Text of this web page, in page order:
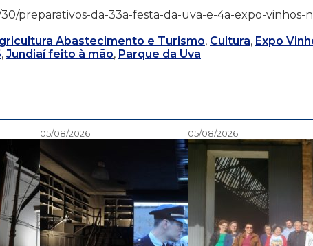
preparativos-da-33a-festa-da-uva-e-4a-expo-vinhos-
Abastecimento e Turismo, Cultura, Expo
, Jundiaí feito à mão, Parque da Uva
05/08/2026 05/08/2026